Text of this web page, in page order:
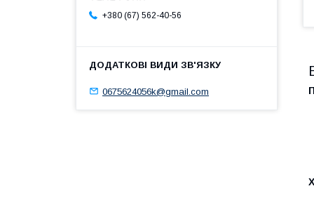
+380 (67) 562-40-56
0675624056k@gmail.com